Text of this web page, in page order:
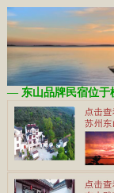
— 东山品牌民宿位